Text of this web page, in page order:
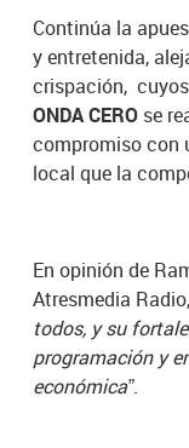
Continúa la
y entretenida,
crispación,
ONDA CERO se
compromiso con
local que la
En opinión de
Atresmedia Radio,
todos, y su
programación y
económica”.